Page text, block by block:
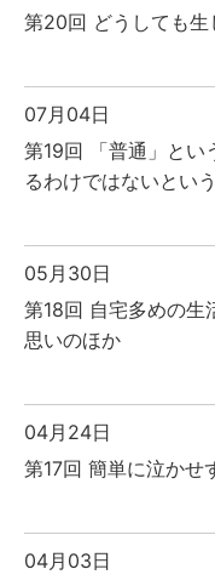
第20回 どうしても生
07月04日
第19回 「普通」とい
るわけではないとい
05月30日
第18回 自宅多めの生
思いのほか
04月24日
第17回 簡単に泣かせ
04月03日